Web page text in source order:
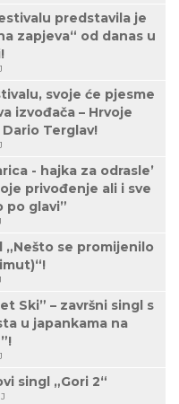
predstavila je
zapjeva“ od danas u
svoje će pjesme
izvođača – Hrvoje
Terglav!
- hajka za odrasle’
privođenje ali i sve
po glavi”
se promijenilo
Ski” – završni singl s
u japankama na
singl „Gori 2“